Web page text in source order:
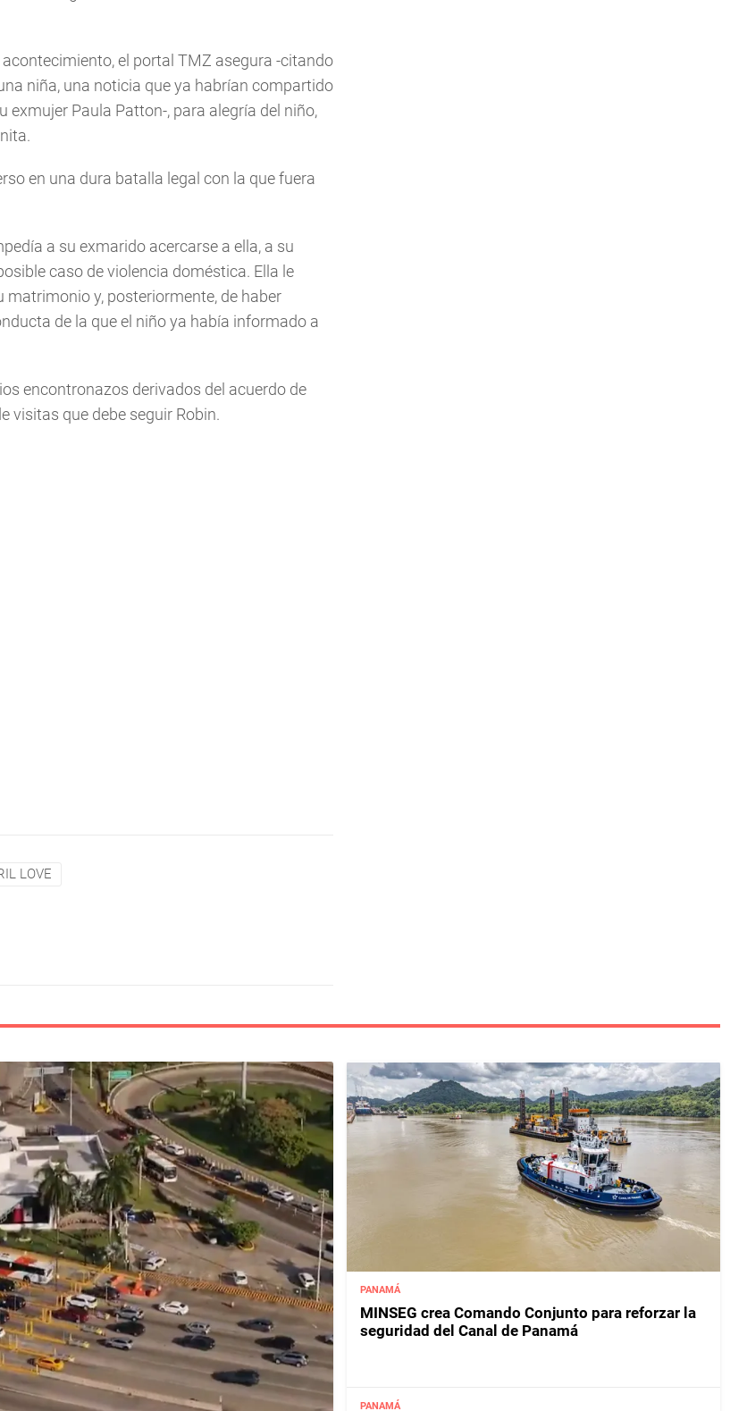
el portal TMZ asegura -citando
niña, una noticia que ya habrían compartido
Paula Patton-, para alegría del niño,
en una dura batalla legal con la que fuera
a su exmarido acercarse a ella, a su
caso de violencia doméstica. Ella le
y, posteriormente, de haber
de la que el niño ya había informado a
encontronazos derivados del acuerdo de
visitas que debe seguir Robin.
LOVE
PANAMÁ
MINSEG crea Comando Conjunto para reforzar la
seguridad del Canal de Panamá
PANAMÁ